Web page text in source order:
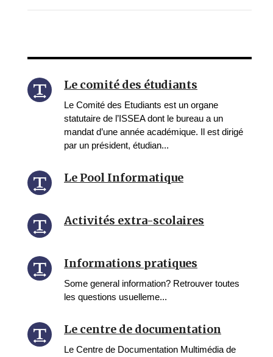
Le comité des étudiants
Le Comité des Etudiants est un organe
statutaire de l’ISSEA dont le bureau a un
mandat d’une année académique. Il est dirigé
par un président, étudian...
Le Pool Informatique
Activités extra-scolaires
Informations pratiques
Some general information? Retrouver toutes
les questions usuelleme...
Le centre de documentation
Le Centre de Documentation Multimédia de